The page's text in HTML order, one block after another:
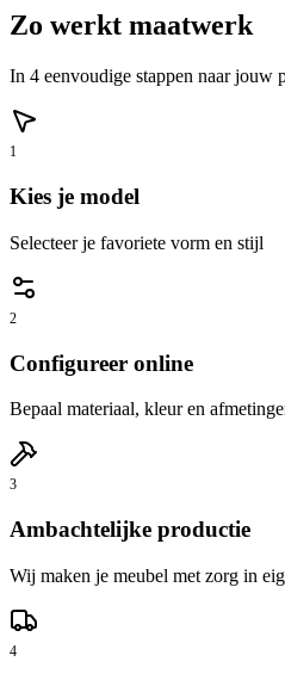
Zo werkt maatwerk
In 4 eenvoudige stappen naar jouw
1
Kies je model
Selecteer je favoriete vorm en stijl
2
Configureer online
Bepaal materiaal, kleur en
3
Ambachtelijke productie
Wij maken je meubel met zorg in
4